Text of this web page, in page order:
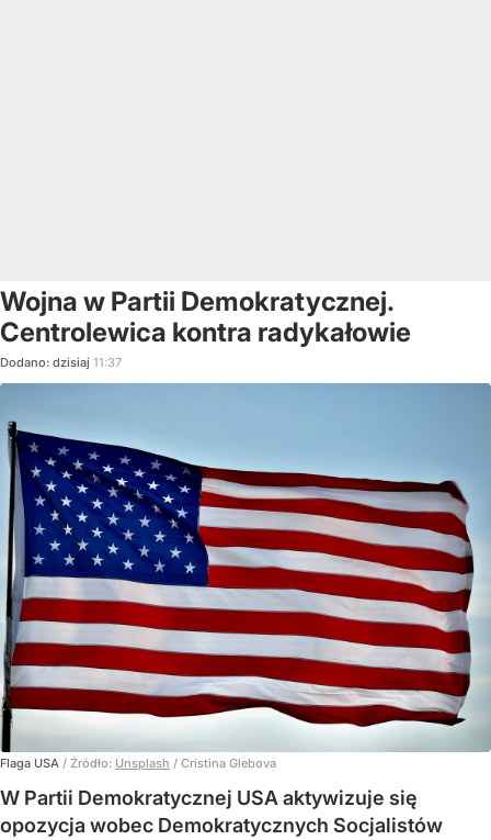
Wojna w Partii Demokratycznej.
Centrolewica kontra radykałowie
Dodano: dzisiaj 11:37
Flaga USA / Źródło: Unsplash / Cristina Glebova
W Partii Demokratycznej USA aktywizuje się
opozycja wobec Demokratycznych Socjalistów